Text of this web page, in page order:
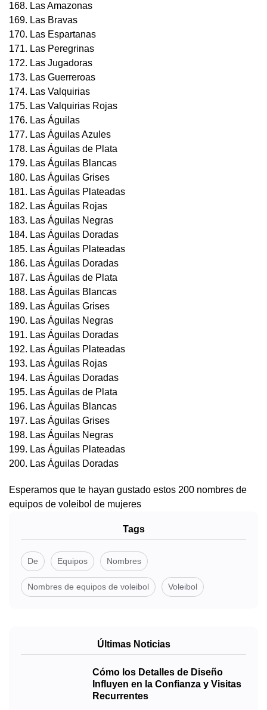
168. Las Amazonas
169. Las Bravas
170. Las Espartanas
171. Las Peregrinas
172. Las Jugadoras
173. Las Guerreroas
174. Las Valquirias
175. Las Valquirias Rojas
176. Las Águilas
177. Las Águilas Azules
178. Las Águilas de Plata
179. Las Águilas Blancas
180. Las Águilas Grises
181. Las Águilas Plateadas
182. Las Águilas Rojas
183. Las Águilas Negras
184. Las Águilas Doradas
185. Las Águilas Plateadas
186. Las Águilas Doradas
187. Las Águilas de Plata
188. Las Águilas Blancas
189. Las Águilas Grises
190. Las Águilas Negras
191. Las Águilas Doradas
192. Las Águilas Plateadas
193. Las Águilas Rojas
194. Las Águilas Doradas
195. Las Águilas de Plata
196. Las Águilas Blancas
197. Las Águilas Grises
198. Las Águilas Negras
199. Las Águilas Plateadas
200. Las Águilas Doradas
Esperamos que te hayan gustado estos 200 nombres de
equipos de voleibol de mujeres
Tags
De Equipos Nombres
Nombres de equipos de voleibol Voleibol
Últimas Noticias
Cómo los Detalles de Diseño
Influyen en la Confianza y Visitas
Recurrentes